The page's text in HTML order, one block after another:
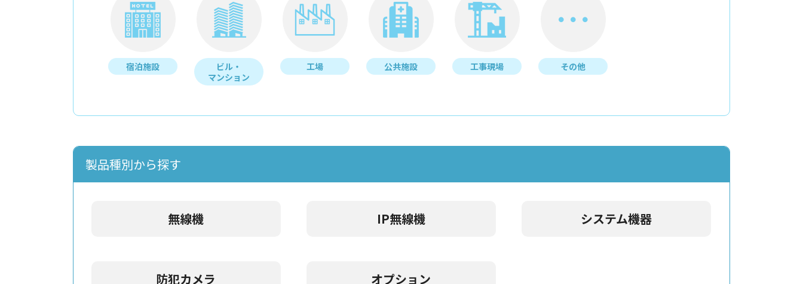
宿泊施設
ビル・
マンション
工場 公共施設 工事現場 その他
製品種別から探す
無線機 IP無線機 システム機器
防犯カメラ オプション